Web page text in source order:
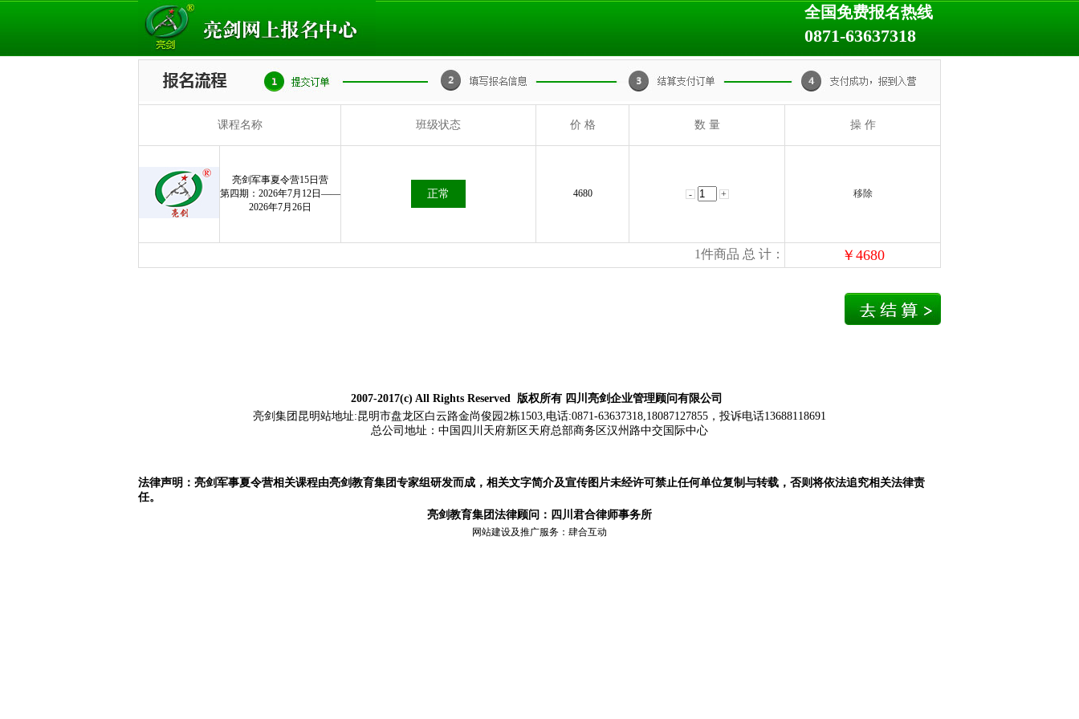
全国免费报名热线
0871-63637318
课程名称 班级状态 价 格 数 量 操 作
亮剑军事夏令营15日营
第四期：2026年7月12日——
2026年7月26日
正常 4680 移除
1件商品 总 计： ￥ 4680
2007-2017(c) All Rights Reserved 版权所有 四川亮剑企业管理顾问有限公司
亮剑集团昆明站地址:昆明市盘龙区白云路金尚俊园2栋1503,电话:0871-63637318,18087127855，投诉电话13688118691
总公司地址： 中国四川天府新区天府总部商务区汉州路中交国际中心
法律声明：亮剑军事夏令营相关课程由亮剑教育集团专家组研发而成，相关文字简介及宣传图片未经许可禁止任何单位复制与转载， 否则将依法追究相关法律责
任。
亮剑教育集团法律顾问：四川君合律师事务所
网站建设及推广服务： 肆合互动